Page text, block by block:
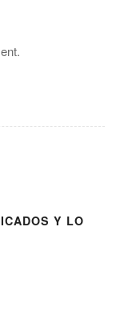
Y LO